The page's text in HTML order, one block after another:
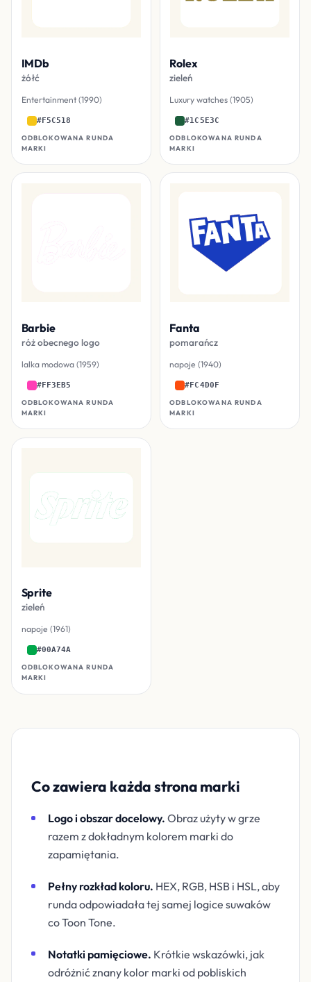
IMDb
żółć
Entertainment (1990)
#F5C518
ODBLOKOWANA RUNDA
MARKI
Rolex
zieleń
Luxury watches (1905)
#1C5E3C
ODBLOKOWANA RUNDA
MARKI
Barbie
róż obecnego logo
lalka modowa (1959)
#FF3EB5
ODBLOKOWANA RUNDA
MARKI
Fanta
pomarańcz
napoje (1940)
#FC4D0F
ODBLOKOWANA RUNDA
MARKI
Sprite
zieleń
napoje (1961)
#00A74A
ODBLOKOWANA RUNDA
MARKI
Co zawiera każda strona marki
Logo i obszar docelowy. Obraz użyty w grze
razem z dokładnym kolorem marki do
zapamiętania.
Pełny rozkład koloru. HEX, RGB, HSB i HSL, aby
runda odpowiadała tej samej logice suwaków
co Toon Tone.
Notatki pamięciowe. Krótkie wskazówki, jak
odróżnić znany kolor marki od pobliskich